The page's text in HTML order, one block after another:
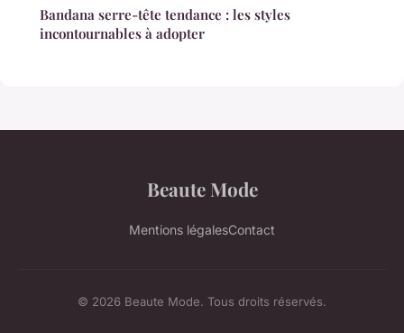
Bandana serre-tête tendance : les styles
incontournables à adopter
Beaute Mode
Mentions légalesContact
© 2026 Beaute Mode. Tous droits réservés.